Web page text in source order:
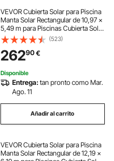
VEVOR Cubierta Solar para Piscina
Manta Solar Rectangular de 10,97 ×
5,49 m para Piscinas Cubierta Solar
para Piscina Enterrada Sobre el
Suelo Cubiertas Solares de Color
Azul de 16 mil para Piscinas
(523)
26290€
Disponible
Entrega:tan pronto como Mar.
Ago. 11
Añadir al carrito
VEVOR Cubierta Solar para Piscina
Manta Solar Rectangular de 12,19 ×